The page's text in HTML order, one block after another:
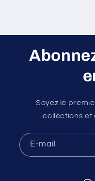
Soyez le
collections et
E-mail